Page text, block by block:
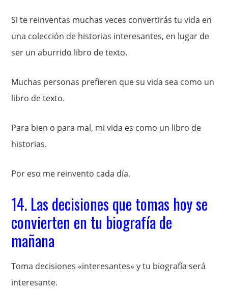
Si te reinventas muchas veces convertirás tu vida en
una colección de historias interesantes, en lugar de
ser un aburrido libro de texto.
Muchas personas prefieren que su vida sea como un
libro de texto.
Para bien o para mal, mi vida es como un libro de
historias.
Por eso me reinvento cada día.
14. Las decisiones que tomas hoy se
convierten en tu biografía de
mañana
Toma decisiones «interesantes» y tu biografía será
interesante.